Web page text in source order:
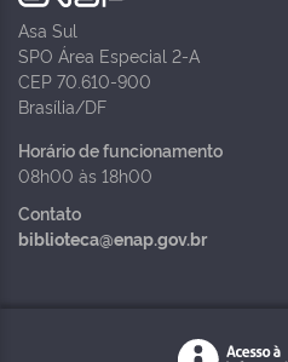
Asa Sul
SPO Área Especial 2-A
CEP 70.610-900
Brasília/DF
Horário de funcionamento
08h00 às 18h00
Contato
biblioteca@enap.gov.br